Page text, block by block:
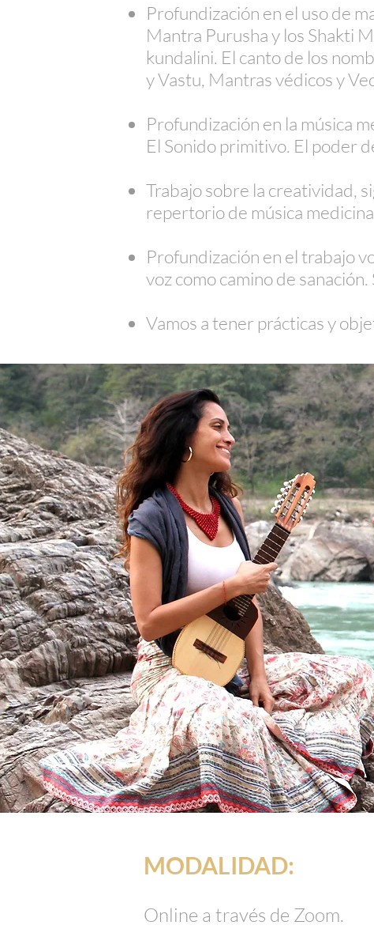
Profundización en el uso de
Mantra Purusha y los Shakti
kundalini. El canto de los
y Vastu, Mantras védicos y
Profundización en la música
El Sonido primitivo. El poder
Trabajo sobre la creatividad,
repertorio de música
Profundización en el trabajo
voz como camino de
Vamos a tener prácticas y
MODALIDAD:
Online a través de Zoom.